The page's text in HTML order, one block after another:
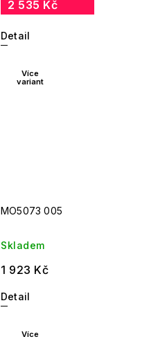
2 535 Kč
Detail
Více
variant
MO5073 005
Skladem
1 923 Kč
Detail
Více